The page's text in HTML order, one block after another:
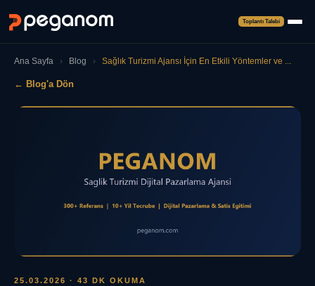
Toplantı Talebi
Ana Sayfa › Blog › Sağlık Turizmi Ajansı İçin En Etkili Yöntemler ve ...
← Blog'a Dön
25.03.2026 · 43 DK OKUMA